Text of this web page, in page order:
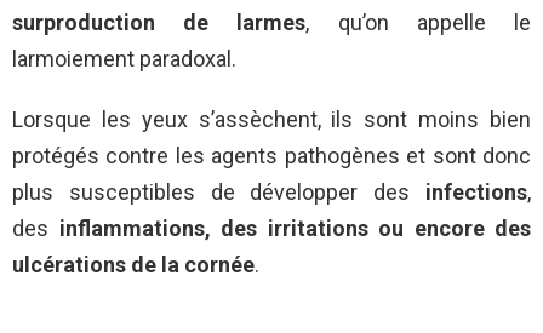
surproduction de larmes, qu’on appelle le
larmoiement paradoxal.
Lorsque les yeux s’assèchent, ils sont moins bien
protégés contre les agents pathogènes et sont donc
plus susceptibles de développer des infections,
des inflammations, des irritations ou encore des
ulcérations de la cornée.